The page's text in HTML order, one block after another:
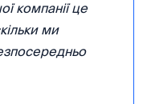
компанії це
ми